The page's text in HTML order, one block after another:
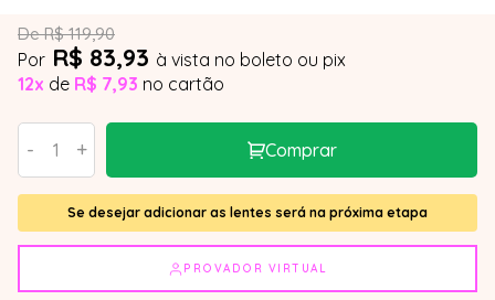
De R$ 119,90
Por R$ 83,93 à vista no boleto ou pix
12x de R$ 7,93 no cartão
- + Comprar
Se desejar adicionar as lentes será na próxima etapa
PROVADOR VIRTUAL